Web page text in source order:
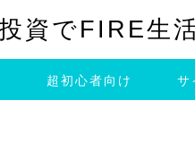
資でFIRE生
超初心者向け サ